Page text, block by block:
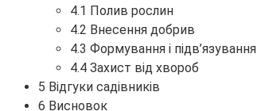
4.1 Полив рослин
4.2 Внесення добрив
4.3 Формування і підв’язування
4.4 Захист від хвороб
5 Відгуки садівників
6 Висновок